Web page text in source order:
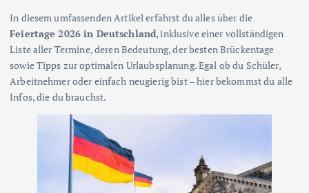
In diesem umfassenden Artikel erfährst du alles über die
Feiertage 2026 in Deutschland, inklusive einer vollständigen
Liste aller Termine, deren Bedeutung, der besten Brückentage
sowie Tipps zur optimalen Urlaubsplanung. Egal ob du Schüler,
Arbeitnehmer oder einfach neugierig bist – hier bekommst du alle
Infos, die du brauchst.